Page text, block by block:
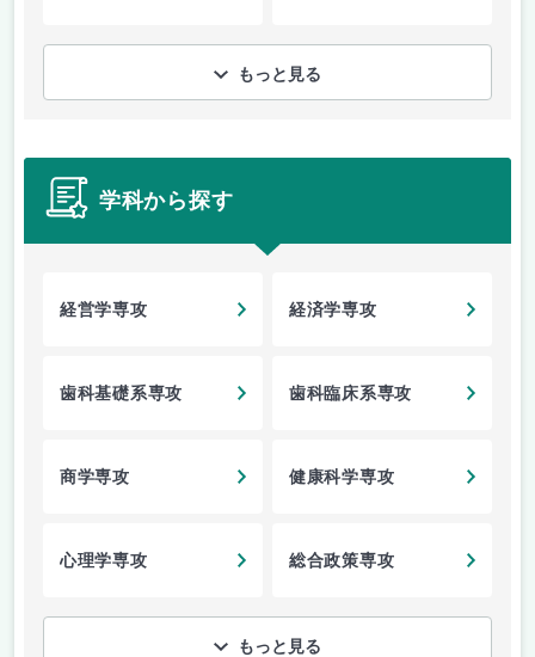
もっと見る
学科から探す
経営学専攻 経済学専攻
歯科基礎系専攻 歯科臨床系専攻
商学専攻 健康科学専攻
心理学専攻 総合政策専攻
もっと見る